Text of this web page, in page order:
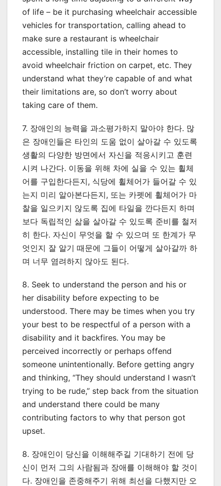
of life – be it purchasing wheelchair accessible
vehicles for transportation, calling ahead to
make sure a restaurant is wheelchair
accessible, installing tile in their homes to
avoid wheelchair friction on carpet, etc. They
understand what they’re capable of and what
their limitations are, so don’t worry about
taking care of them.
7. 장애인의 능력을 과소평가하지 말아야 한다. 많
은 장애인들은 타인의 도움 없이 살아갈 수 있도록
생활의 다양한 방면에서 자신을 적응시키고 훈련
시켜 나간다. 이동을 위해 차에 실을 수 있는 휠체
어를 구입한다든지, 식당에 휠체어가 들어갈 수 있
는지 미리 알아본다든지, 또는 카펫에 휠체어가 마
찰을 일으키지 않도록 집에 타일을 깐다든지 하며
보다 독립적인 삶을 살아갈 수 있도록 준비를 철저
히 한다. 자신이 무엇을 할 수 있으며 또 한계가 무
엇인지 잘 알기 때문에 그들이 어떻게 살아갈까 하
며 너무 염려하지 않아도 된다.
8. Seek to understand the person and his or
her disability before expecting to be
understood. There may be times when you try
your best to be respectful of a person with a
disability and it backfires. You may be
perceived incorrectly or perhaps offend
someone unintentionally. Before getting angry
and thinking, “They should understand I wasn’t
trying to be rude,” step back from the situation
and understand there could be many
contributing factors to why that person got
upset.
8. 장애인이 당신을 이해해주길 기대하기 전에 당
신이 먼저 그의 사람됨과 장애를 이해해야 할 것이
다. 장애인을 존중해주기 위해 최선을 다했지만 오